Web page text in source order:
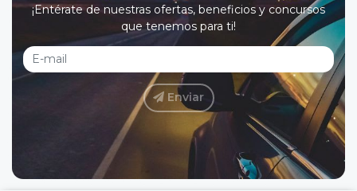
¡Entérate de nuestras ofertas, beneficios y concursos
que tenemos para ti!
Enviar